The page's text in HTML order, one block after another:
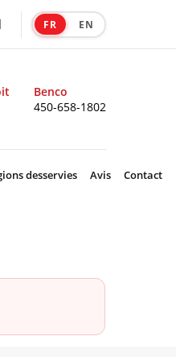
FR | EN
Benco
450-658-1802
desservies Avis Contact